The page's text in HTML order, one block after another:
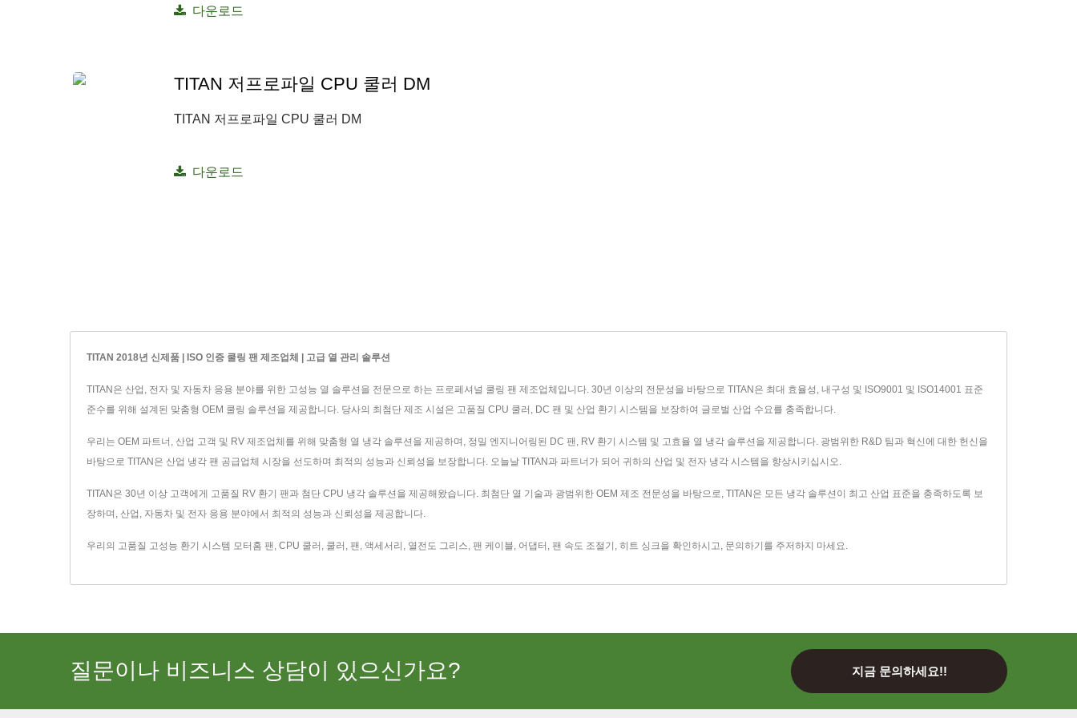
다운로드
TITAN 저프로파일 CPU 쿨러 DM
TITAN 저프로파일 CPU 쿨러 DM
다운로드
TITAN 2018년 신제품 | ISO 인증 쿨링 팬 제조업체 | 고급 열 관리 솔루션
TITAN은 산업, 전자 및 자동차 응용 분야를 위한 고성능 열 솔루션을 전문으로 하는 프로페셔널 쿨링 팬 제조업체입니다. 30년 이상의 전문성을 바탕으로 TITAN은 최대 효율성, 내구성 및 ISO9001 및 ISO14001 표준
준수를 위해 설계된 맞춤형 OEM 쿨링 솔루션을 제공합니다. 당사의 최첨단 제조 시설은 고품질 CPU 쿨러, DC 팬 및 산업 환기 시스템을 보장하여 글로벌 산업 수요를 충족합니다.
우리는 OEM 파트너, 산업 고객 및 RV 제조업체를 위해 맞춤형 열 냉각 솔루션을 제공하며, 정밀 엔지니어링된 DC 팬, RV 환기 시스템 및 고효율 열 냉각 솔루션을 제공합니다. 광범위한 R&D 팀과 혁신에 대한 헌신을
바탕으로 TITAN은 산업 냉각 팬 공급업체 시장을 선도하며 최적의 성능과 신뢰성을 보장합니다. 오늘날 TITAN과 파트너가 되어 귀하의 산업 및 전자 냉각 시스템을 향상시키십시오.
TITAN은 30년 이상 고객에게 고품질 RV 환기 팬과 첨단 CPU 냉각 솔루션을 제공해왔습니다. 최첨단 열 기술과 광범위한 OEM 제조 전문성을 바탕으로, TITAN은 모든 냉각 솔루션이 최고 산업 표준을 충족하도록 보
장하며, 산업, 자동차 및 전자 응용 분야에서 최적의 성능과 신뢰성을 제공합니다.
우리의 고품질 고성능 환기 시스템 모터홈 팬 , CPU 쿨러 , 쿨러 , 팬 , 액세서리 , 열전도 그리스, 팬 케이블, 어댑터 , 팬 속도 조절기 , 히트 싱크을 확인하시고, 문의하기 를 주저하지 마세요.
질문이나 비즈니스 상담이 있으신가요? 지금 문의하세요!!